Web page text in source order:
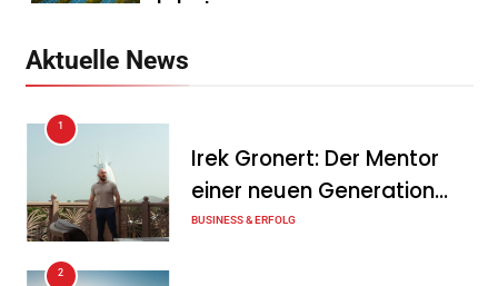
lohnt
Mitarbeitergespräch pro
Jahr nichts verändert – und
was stattdessen
Verbindlichkeit schafft
Aktuelle News
1
Irek Gronert: Der Mentor
einer neuen Generation
von Unternehmern
BUSINESS & ERFOLG
2